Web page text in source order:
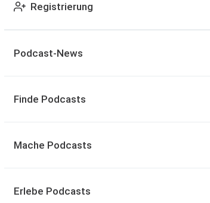
Registrierung
Podcast-News
Finde Podcasts
Mache Podcasts
Erlebe Podcasts